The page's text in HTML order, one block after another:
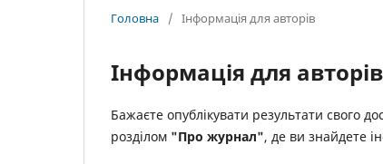
Головна / Інформація для авторів
Інформація для авторів
Бажаєте опублікувати результати свого
розділом "Про журнал", де ви знайдете